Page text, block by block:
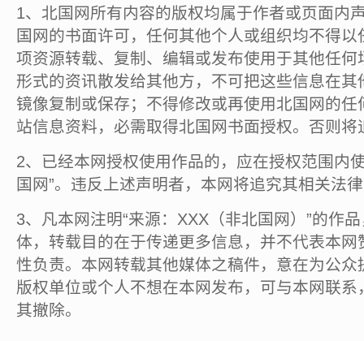
1、北国网所有内容的版权均属于作者或页面内
国网的书面许可，任何其他个人或组织均不得
项资源转载、复制、编辑或发布使用于其他任
形式的资讯散发给其他方，不可把这些信息在
镜像复制或保存；不得修改或再使用北国网的
站信息资料，必需取得北国网书面授权。否则将
2、已经本网授权使用作品的，应在授权范围内
国网”。违反上述声明者，本网将追究其相关法
3、凡本网注明“来源：XXX（非北国网）”的作
体，转载目的在于传递更多信息，并不代表本
性负责。本网转载其他媒体之稿件，意在为公
版权单位或个人不想在本网发布，可与本网联
其撤除。